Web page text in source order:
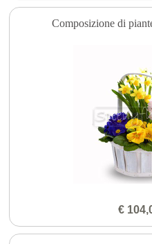
Composizione di
€